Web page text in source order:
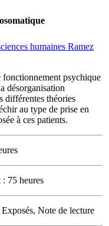
humaines Ramez
fonctionnement psychique
désorganisation
différentes théories
au type de prise en
à ces patients.
75 heures
Note de lecture